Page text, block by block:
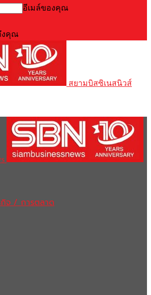
อีเมล์ของคุณ
งคุณ
สยามบิสซิเนสนิวส์
จ / การตลาด